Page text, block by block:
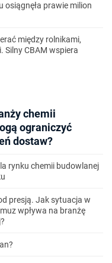
osiągnęła prawie milion
między rolnikami,
Silny CBAM wspiera
chemii
ograniczyć
dostaw?
rynku chemii budowlanej
presją. Jak sytuacja w
wpływa na branżę